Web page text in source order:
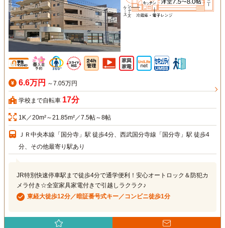
6.6万円 ～7.05万円
学校まで自転車 17分
1K／20m²～21.85m²／7.5帖～8帖
ＪＲ中央本線「国分寺」駅 徒歩4分、西武国分寺線「国分寺」駅 徒歩4
分、その他最寄り駅あり
JR特別快速停車駅まで徒歩4分で通学便利！安心オートロック＆防犯カ
メラ付き☆全室家具家電付きで引越しラクラク♪
東経大徒歩12分／暗証番号式キー／コンビニ徒歩1分